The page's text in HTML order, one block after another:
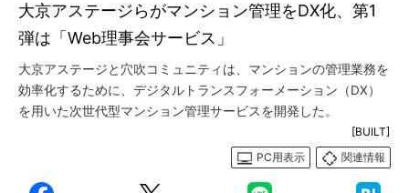
大京アステージらがマンション管理をDX化、第1
弾は「Web理事会サービス」
大京アステージと穴吹コミュニティは、マンションの管理業務を
効率化するために、デジタルトランスフォーメーション（DX）
を用いた次世代型マンション管理サービスを開発した。
[BUILT]
PC用表示
関連情報